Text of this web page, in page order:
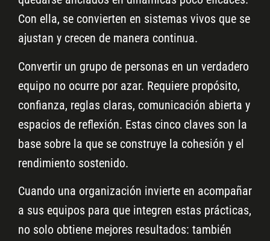
Con ella, se convierten en sistemas vivos que se
ajustan y crecen de manera continua.
Convertir un grupo de personas en un verdadero
equipo no ocurre por azar. Requiere propósito,
confianza, reglas claras, comunicación abierta y
espacios de reflexión. Estas cinco claves son la
base sobre la que se construye la cohesión y el
rendimiento sostenido.
Cuando una organización invierte en acompañar
a sus equipos para que integren estas prácticas,
no solo obtiene mejores resultados: también